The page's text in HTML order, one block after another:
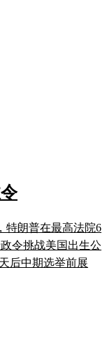
特朗普在最高法院6
令挑战美国出生公
后中期选举前展